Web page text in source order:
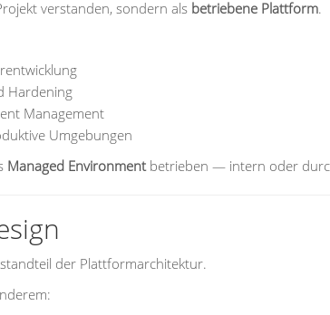
verstanden, sondern als betriebene Plattform.
Hardening
Management
Umgebungen
Managed Environmentbetrieben — intern oder
der Plattformarchitektur.